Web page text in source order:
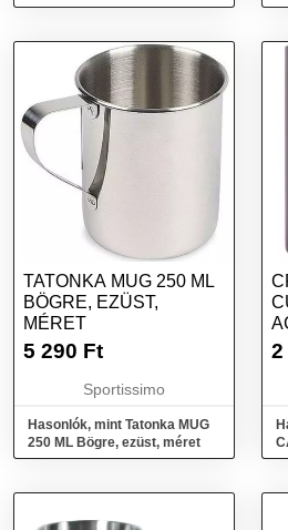
rozsdamentes bögre, ezüst,
TATONKA MUG 250 ML
BÖGRE, EZÜST,
MÉRET
5 290 Ft
Sportissimo
Hasonlók, mint Tatonka MUG
250 ML Bögre, ezüst, méret
2